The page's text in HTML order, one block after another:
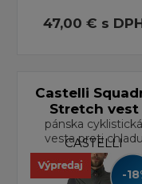
47,00 € s
Castelli
Stretch vest
pánska cyklistická
vesta proti chladu
CASTELLI
-